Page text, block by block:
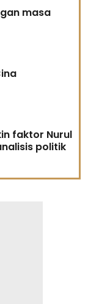
masa
faktor Nurul
politik